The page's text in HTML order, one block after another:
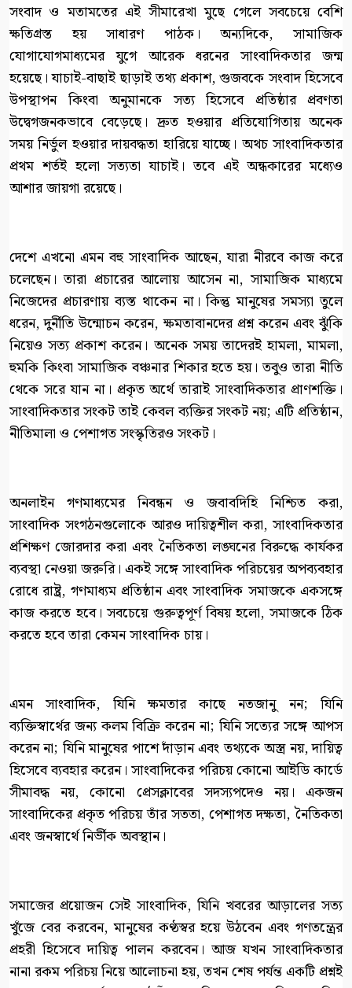
সংবাদ ও মতামতের এই সীমারেখা মুছে গেলে সবচেয়ে বেশি
ক্ষতিগ্রস্ত হয় সাধারণ পাঠক। অন্যদিকে, সামাজিক
যোগাযোগমাধ্যমের যুগে আরেক ধরনের সাংবাদিকতার জন্ম
হয়েছে। যাচাই-বাছাই ছাড়াই তথ্য প্রকাশ, গুজবকে সংবাদ হিসেবে
উপস্থাপন কিংবা অনুমানকে সত্য হিসেবে প্রতিষ্ঠার প্রবণতা
উদ্বেগজনকভাবে বেড়েছে। দ্রুত হওয়ার প্রতিযোগিতায় অনেক
সময় নির্ভুল হওয়ার দায়বদ্ধতা হারিয়ে যাচ্ছে। অথচ সাংবাদিকতার
প্রথম শর্তই হলো সত্যতা যাচাই। তবে এই অন্ধকারের মধ্যেও
আশার জায়গা রয়েছে।
দেশে এখনো এমন বহু সাংবাদিক আছেন, যারা নীরবে কাজ করে
চলেছেন। তারা প্রচারের আলোয় আসেন না, সামাজিক মাধ্যমে
নিজেদের প্রচারণায় ব্যস্ত থাকেন না। কিন্তু মানুষের সমস্যা তুলে
ধরেন, দুর্নীতি উন্মোচন করেন, ক্ষমতাবানদের প্রশ্ন করেন এবং ঝুঁকি
নিয়েও সত্য প্রকাশ করেন। অনেক সময় তাদেরই হামলা, মামলা,
হুমকি কিংবা সামাজিক বঞ্চনার শিকার হতে হয়। তবুও তারা নীতি
থেকে সরে যান না। প্রকৃত অর্থে তারাই সাংবাদিকতার প্রাণশক্তি।
সাংবাদিকতার সংকট তাই কেবল ব্যক্তির সংকট নয়; এটি প্রতিষ্ঠান,
নীতিমালা ও পেশাগত সংস্কৃতিরও সংকট।
অনলাইন গণমাধ্যমের নিবন্ধন ও জবাবদিহি নিশ্চিত করা,
সাংবাদিক সংগঠনগুলোকে আরও দায়িত্বশীল করা, সাংবাদিকতার
প্রশিক্ষণ জোরদার করা এবং নৈতিকতা লঙ্ঘনের বিরুদ্ধে কার্যকর
ব্যবস্থা নেওয়া জরুরি। একই সঙ্গে সাংবাদিক পরিচয়ের অপব্যবহার
রোধে রাষ্ট্র, গণমাধ্যম প্রতিষ্ঠান এবং সাংবাদিক সমাজকে একসঙ্গে
কাজ করতে হবে। সবচেয়ে গুরুত্বপূর্ণ বিষয় হলো, সমাজকে ঠিক
করতে হবে তারা কেমন সাংবাদিক চায়।
এমন সাংবাদিক, যিনি ক্ষমতার কাছে নতজানু নন; যিনি
ব্যক্তিস্বার্থের জন্য কলম বিক্রি করেন না; যিনি সত্যের সঙ্গে আপস
করেন না; যিনি মানুষের পাশে দাঁড়ান এবং তথ্যকে অস্ত্র নয়, দায়িত্ব
হিসেবে ব্যবহার করেন। সাংবাদিকের পরিচয় কোনো আইডি কার্ডে
সীমাবদ্ধ নয়, কোনো প্রেসক্লাবের সদস্যপদেও নয়। একজন
সাংবাদিকের প্রকৃত পরিচয় তাঁর সততা, পেশাগত দক্ষতা, নৈতিকতা
এবং জনস্বার্থে নির্ভীক অবস্থান।
সমাজের প্রয়োজন সেই সাংবাদিক, যিনি খবরের আড়ালের সত্য
খুঁজে বের করবেন, মানুষের কণ্ঠস্বর হয়ে উঠবেন এবং গণতন্ত্রের
প্রহরী হিসেবে দায়িত্ব পালন করবেন। আজ যখন সাংবাদিকতার
নানা রকম পরিচয় নিয়ে আলোচনা হয়, তখন শেষ পর্যন্ত একটি প্রশ্নই